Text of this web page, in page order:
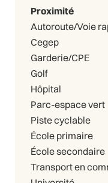
Proximité
Autoroute/Voie
Cegep
Garderie/CPE
Golf
Hôpital
Parc-espace vert
Piste cyclable
École primaire
École secondaire
Transport en